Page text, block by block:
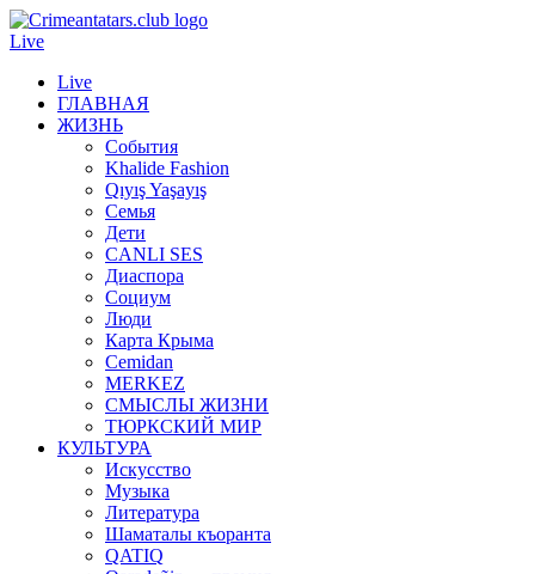
Live
Live
ГЛАВНАЯ
ЖИЗНЬ
События
Khalide Fashion
Qıyış Yaşayış
Семья
Дети
CANLI SES
Диаспора
Социум
Люди
Карта Крыма
Cemidan
МERKEZ
СМЫСЛЫ ЖИЗНИ
ТЮРКСКИЙ МИР
КУЛЬТУРА
Искусство
Музыка
Литература
Шаматалы къоранта
QATIQ